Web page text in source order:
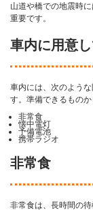
山道や橋での地震時
重要です。
車内に用意
車内には、次のよう
す。準備できるもの
非常食
懐中電灯
予備電池
携帯ラジオ
非常食
非常食は、長時間の